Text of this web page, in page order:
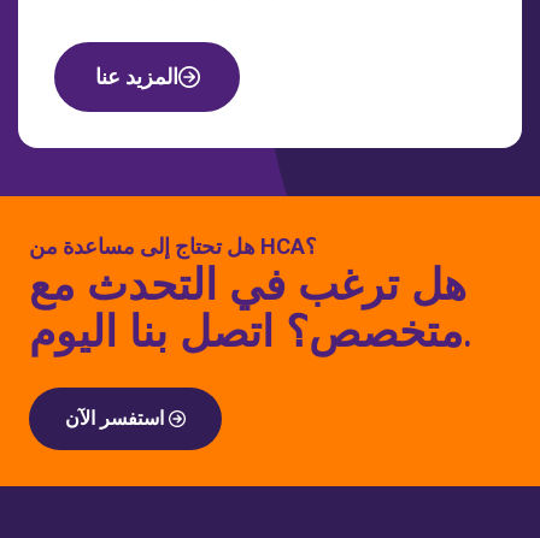
المزيد عنا
هل تحتاج إلى مساعدة من HCA؟
هل ترغب في التحدث مع
متخصص؟ اتصل بنا اليوم.